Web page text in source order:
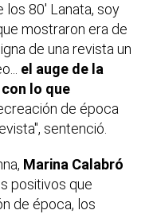
los 80' Lanata, soy
mostraron era de
de una revista un
el auge de la
lo que
de época
sentenció.
Marina Calabró
positivos que
de época, los